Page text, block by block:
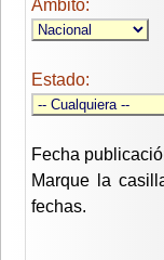
Ambito:
Estado:
Fecha
Marque la
fechas.